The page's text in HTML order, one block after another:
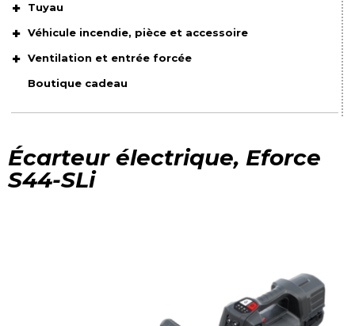
Tuyau
Véhicule incendie, pièce et accessoire
Ventilation et entrée forcée
Boutique cadeau
Écarteur électrique, Eforce
S44-SLi